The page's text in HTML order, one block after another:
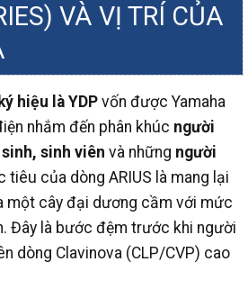
VÀ VỊ TRÍ CỦA
hiệu là YDP vốn được Yamaha
nhắm đến phân khúc người
sinh viên và những người
tiêu của dòng ARIUS là mang lại
một cây đại dương cầm với mức
Đây là bước đệm trước khi người
dòng Clavinova (CLP/CVP) cao